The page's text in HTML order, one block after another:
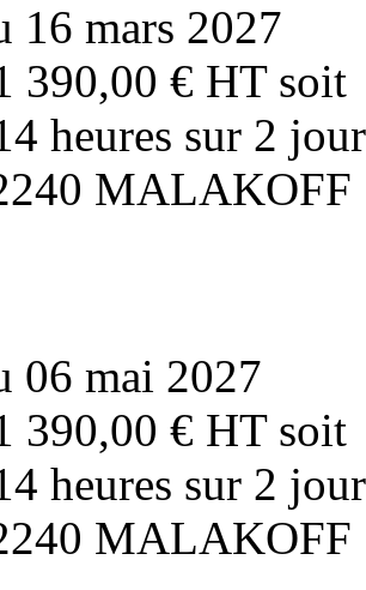
16 mars 2027
390,00 € HT soit
heures sur 2
MALAKOFF
06 mai 2027
390,00 € HT soit
heures sur 2
MALAKOFF